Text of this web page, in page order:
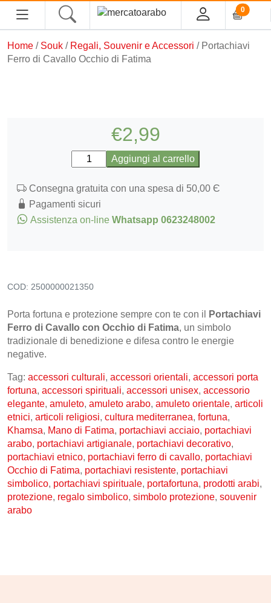
0
HOME
MACELLERIA
Home / Souk / Regali, Souvenir e Accessori / Portachiavi
Ferro di Cavallo Occhio di Fatima
€2,99
Portachiavi
Ferro
Cavallo
Occhio
di
Aggiungi al carrello
Consegna gratuita con una spesa di 50,00 Є
Pagamenti sicuri
Assistenza on-line Whatsapp 0623248002
COD: 2500000021350
Porta fortuna e protezione sempre con te con il
Portachiavi
Ferro di Cavallo con Occhio di Fatima, un simbolo
tradizionale di benedizione e difesa contro le energie
negative.
Tag: accessori culturali, accessori orientali, accessori porta
fortuna, accessori spirituali, accessori unisex, accessorio
elegante, amuleto, amuleto arabo, amuleto orientale, articoli
etnici, articoli religiosi, cultura mediterranea, fortuna,
Khamsa, Mano di Fatima, portachiavi acciaio, portachiavi
arabo, portachiavi artigianale, portachiavi decorativo,
portachiavi etnico, portachiavi ferro di cavallo, portachiavi
Occhio di Fatima, portachiavi resistente, portachiavi
simbolico, portachiavi spirituale, portafortuna, prodotti arabi,
protezione, regalo simbolico, simbolo protezione, souvenir
arabo